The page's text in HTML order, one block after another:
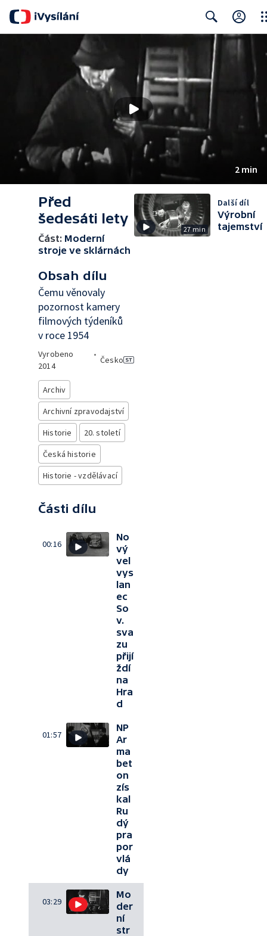
Search
2 min
Před
šedesáti lety
Část: Moderní
stroje ve sklárnách
Obsah dílu
Čemu věnovaly
pozornost kamery
filmových týdeníků
v roce 1954
Vyrobeno
2014
•
Česko
Archiv
Archivní zpravodajství
Historie
20. století
Česká historie
Historie - vzdělávací
Části dílu
00:16
No
vý
vel
vys
lan
ec
So
v.
sva
zu
přijí
ždí
na
Hra
d
01:57
NP
Ar
ma
bet
on
zís
kal
Ru
dý
pra
por
vlá
dy
03:29
Mo
der
ní
str
27 min
Další díl
Výrobní
tajemství